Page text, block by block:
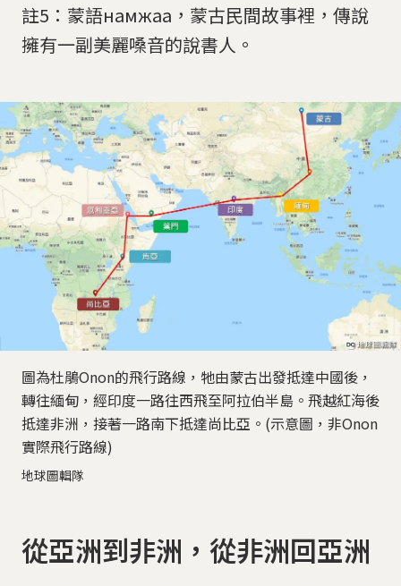
註5：蒙語намжаа，蒙古民間故事裡，傳說
擁有一副美麗嗓音的說書人。
圖為杜鵑Onon的飛行路線，牠由蒙古出發抵達中國後，
轉往緬甸，經印度一路往西飛至阿拉伯半島。飛越紅海後
抵達非洲，接著一路南下抵達尚比亞。(示意圖，非Onon
實際飛行路線)
地球圖輯隊
從亞洲到非洲，從非洲回亞洲